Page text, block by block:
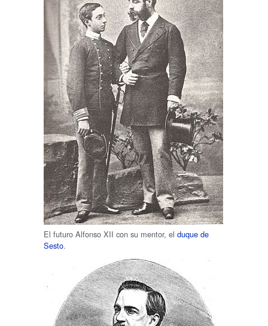
El futuro Alfonso XII con su mentor, el duque de
Sesto.